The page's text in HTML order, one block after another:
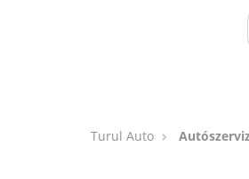
Turul Auto